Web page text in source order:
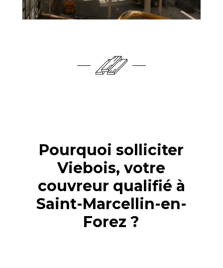
Pourquoi solliciter
Viebois, votre
couvreur qualifié à
Saint-Marcellin-en-
Forez ?